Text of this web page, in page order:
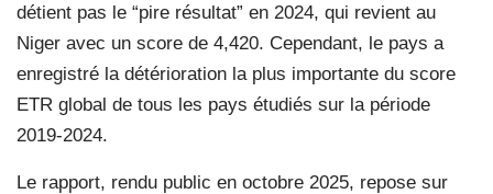
détient pas le “pire résultat” en 2024, qui revient au
Niger avec un score de 4,420. Cependant, le pays a
enregistré la détérioration la plus importante du score
ETR global de tous les pays étudiés sur la période
2019-2024.
Le rapport, rendu public en octobre 2025, repose sur